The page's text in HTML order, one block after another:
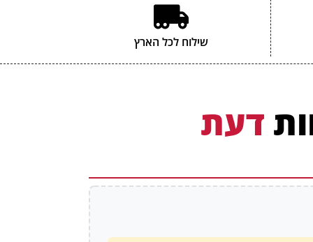
שילוח לכל הארץ
דעת